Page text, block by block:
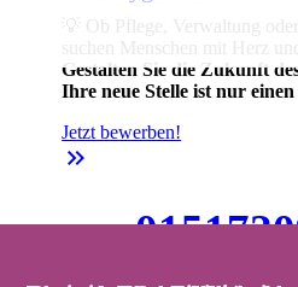
Gestalten Sie die Zukunft
Ihre neue Stelle ist nur
Jetzt bewerben!
keyboard_double_arrow_right